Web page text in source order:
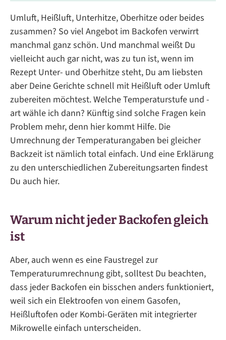
Umluft, Heißluft, Unterhitze, Oberhitze oder beides
zusammen? So viel Angebot im Backofen verwirrt
manchmal ganz schön. Und manchmal weißt Du
vielleicht auch gar nicht, was zu tun ist, wenn im
Rezept Unter- und Oberhitze steht, Du am liebsten
aber Deine Gerichte schnell mit Heißluft oder Umluft
zubereiten möchtest. Welche Temperaturstufe und -
art wähle ich dann? Künftig sind solche Fragen kein
Problem mehr, denn hier kommt Hilfe. Die
Umrechnung der Temperaturangaben bei gleicher
Backzeit ist nämlich total einfach. Und eine Erklärung
zu den unterschiedlichen Zubereitungsarten findest
Du auch hier.
Warum nicht jeder Backofen gleich
ist
Aber, auch wenn es eine Faustregel zur
Temperaturumrechnung gibt, solltest Du beachten,
dass jeder Backofen ein bisschen anders funktioniert,
weil sich ein Elektroofen von einem Gasofen,
Heißluftofen oder Kombi-Geräten mit integrierter
Mikrowelle einfach unterscheiden.